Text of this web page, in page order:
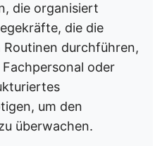
die organisiert
die die
durchführen,
oder
um den
überwachen.